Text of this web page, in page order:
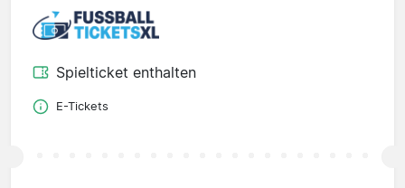
Spielticket enthalten
E-Tickets